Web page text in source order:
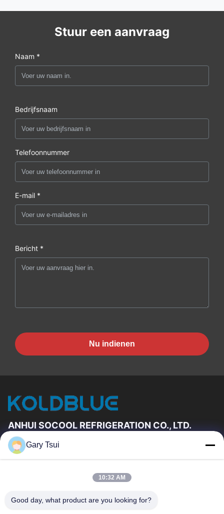
Stuur een aanvraag
Naam *
Bedrijfsnaam
Telefoonnummer
E-mail *
Bericht *
Nu indienen
ANHUI SOCOOL REFRIGERATION CO., LTD.
Snelkoppelingen
Ongeveer Ons
Fabrieksreis
Kwaliteitscontrole
Gary Tsui
10:32 AM
Good day, what product are you looking for?